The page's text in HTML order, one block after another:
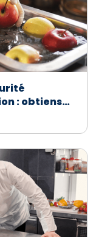
: obtiens
avec